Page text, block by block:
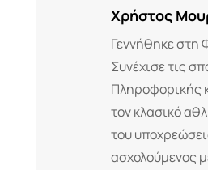
Χρήστος
Γεννήθηκε στη
Συνέχισε τις
Πληροφορικής
τον κλασικό
του
ασχολούμενος